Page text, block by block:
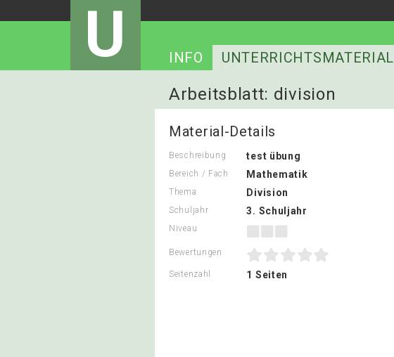
U INFO UNTERRICHTSMATERIAL
Arbeitsblatt: division
Material-Details
Beschreibung test übung
Bereich / Fach Mathematik
Thema Division
Schuljahr 3. Schuljahr
Niveau
Bewertungen
Seitenzahl 1 Seiten